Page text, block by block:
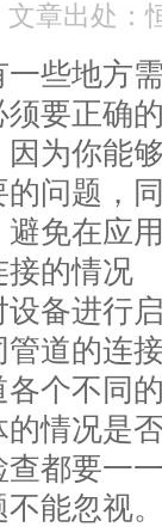
文章出处：
地方需
须要正确
因为你能
的问题，
避免在应
的情况
进行启
管道的连
各个不同
的情况是
查都要一
不能忽视